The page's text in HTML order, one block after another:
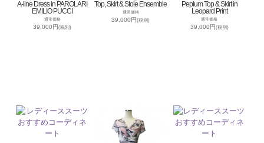
A-line Dress in PAROLARI
EMILIO PUCCI
通常価格
39,000円(税別)
Top, Skirt & Stole Ensemble
通常価格
39,000円(税別)
Peplum Top & Skirt in
Leopard Print
通常価格
39,000円(税別)